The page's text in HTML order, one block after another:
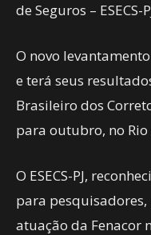
de Seguros – ESECS-
O novo
e terá seus
Brasileiro dos
para outubro, no Rio
O ESECS-PJ,
para
atuação da Fenacor